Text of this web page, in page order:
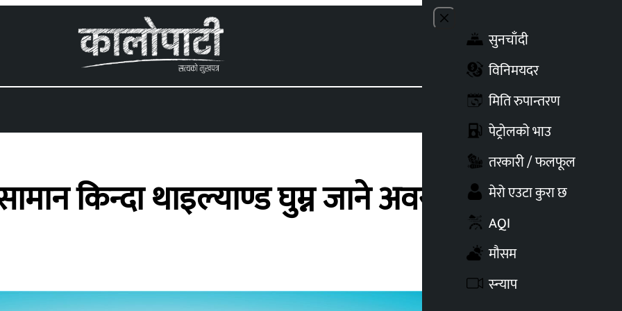
Close menu
सुनचाँदी
विनिमयदर
मिति रुपान्तरण
पेट्रोलको भाउ
तरकारी / फलफूल
मेरो एउटा कुरा छ
AQI
मौसम
स्न्याप
किन्दा थाइल्याण्ड घुम्न जाने अवसर